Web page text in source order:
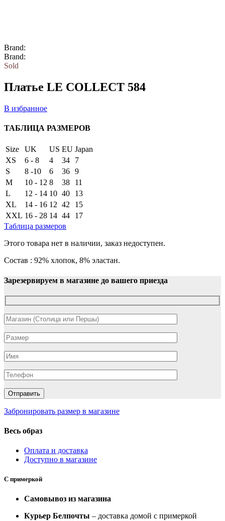
Brand:
Brand:
Sold
Платье LE COLLECT 584
В избранное
ТАБЛИЦА РАЗМЕРОВ
Size UK US EU Japan
XS
6 - 8 4 34
7
S
8 -10 6 36 9
M
10 - 12 8 38
11
L
12 - 14 10 40
13
XL
14 - 16 12 42
15
XXL 16 - 28 14 44
17
Таблица размеров
Этого товара нет в наличии, заказ недоступен.
Состав : 92% хлопок, 8% эластан.
Зарезервируем в магазине до вашего приезда
Забронировать размер в магазине
Весь образ
Оплата и доставка
Доступно в магазине
С примеркой
Самовывоз из магазина
Курьер Белпочты – доставка домой с примеркой